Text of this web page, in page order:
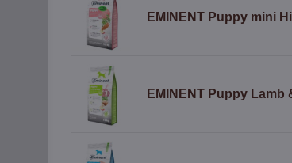
EMINENT Puppy mini
EMINENT Puppy Lamb